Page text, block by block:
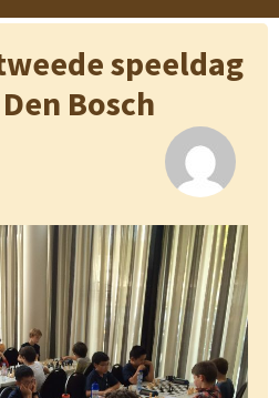
speeldag
Bosch